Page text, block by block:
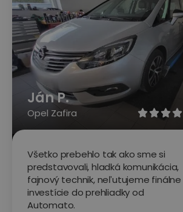

Ján P.
Opel Zafira
Všetko prebehlo tak ako sme si
predstavovali, hladká komunikácia,
fajnový technik, neľutujeme finálne
investície do prehliadky od
Automato.